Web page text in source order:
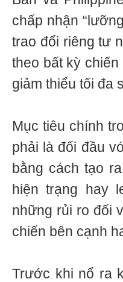
chấp nhận
trao đổi riêng tư
theo bất kỳ
giảm thiểu tối đa
Mục tiêu chính
phải là đối đầu
bằng cách tạo
hiện trạng hay
những rủi ro đối
chiến bên cạnh
Trước khi nổ ra